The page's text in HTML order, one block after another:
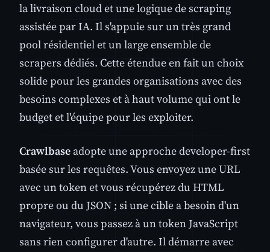
la livraison cloud et une logique de scraping
assistée par IA. Il s'appuie sur un très grand
pool résidentiel et un large ensemble de
scrapers dédiés. Cette étendue en fait un choix
solide pour les grandes organisations avec des
besoins complexes et à haut volume qui ont le
budget et l'équipe pour les exploiter.
Crawlbase adopte une approche developer-first
basée sur les requêtes. Vous envoyez une URL
avec un token et vous récupérez du HTML
propre ou du JSON ; si une cible a besoin d'un
navigateur, vous passez à un token JavaScript
sans rien configurer d'autre. Il démarre avec